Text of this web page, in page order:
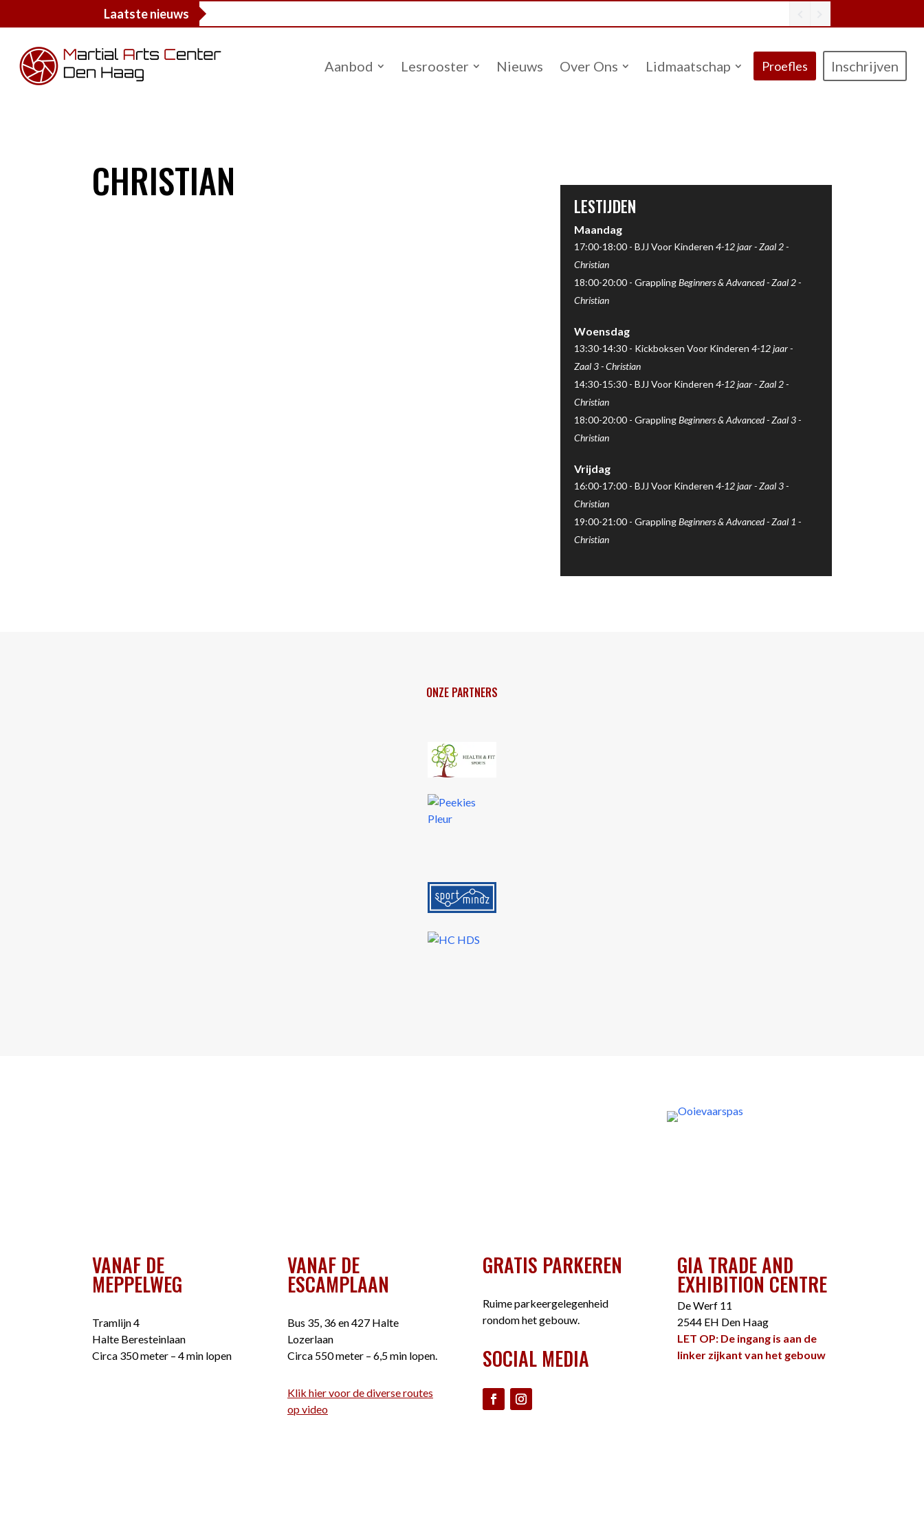
Laatste nieuws
Aanbod Lesrooster Nieuws Over Ons Lidmaatschap Proefles Inschrijven
CHRISTIAN
LESTIJDEN
Maandag
17:00-18:00 - BJJ Voor Kinderen 4-12 jaar -Zaal 2-
Christian
18:00-20:00 - GrapplingBeginners & Advanced -Zaal 2-
Christian
Woensdag
13:30-14:30 - Kickboksen Voor Kinderen 4-12 jaar -
Zaal 3-Christian
14:30-15:30 - BJJ Voor Kinderen 4-12 jaar -Zaal 2-
Christian
18:00-20:00 - GrapplingBeginners & Advanced -Zaal 3-
Christian
Vrijdag
16:00-17:00 - BJJ Voor Kinderen 4-12 jaar -Zaal 3-
Christian
19:00-21:00 - GrapplingBeginners & Advanced -Zaal 1 -
Christian
ONZE PARTNERS
VANAF DE
MEPPELWEG
Tramlijn 4
Halte Beresteinlaan
Circa 350 meter – 4 min lopen
VANAF DE
ESCAMPLAAN
Bus 35, 36 en 427 Halte
Lozerlaan
Circa 550 meter – 6,5 min lopen.
Klik hier voor de diverse routes
op video
GRATIS PARKEREN
Ruime parkeergelegenheid
rondom het gebouw.
SOCIAL MEDIA
GIA TRADE AND
EXHIBITION CENTRE
De Werf 11
2544 EH Den Haag
LET OP: De ingang is aan de
linker zijkant van het gebouw